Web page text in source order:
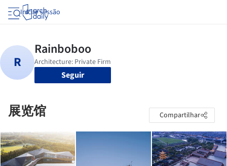
Iniciar sessão
Seguir
展览馆 Compartilhar